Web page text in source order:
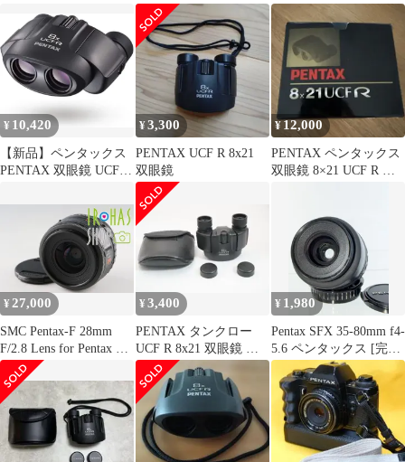
62239 | 【野鳥観察】
【ライブ、スポーツ観
戦】 【倍率8倍】 【小
型軽量210g】【高級プ
リズム Bak4搭載】【メ
ガネの方も見やすい・
スライド式接眼目当て
6c60952f
8x21 【野鳥観察】【ラ
イブ、スポーツ観戦】
【小型軽量210g】【倍
率8倍】 【高級プリズ
ム Bak4搭載】【メガネ
の方も見やすい・スラ
イド式接眼目当て】
【1938年からはじまる
ペンタックス双眼鏡 0
¥ 10,420
【新品】ペンタックス
PENTAX 双眼鏡 UCF R
イブ、スポーツ観戦】
【小型軽量210g】【倍
率8倍】 【高級プリズ
ム Bak4搭載】【メガネ
の方も見やすい・スラ
イド式接眼目当て】
【1938年からはじまる
ペンタ 845e99c6
¥3,300
PENTAX UCF R 8x21
双眼鏡
¥12,000
PENTAX ペンタックス
双眼鏡 8×21 UCF R ケ
¥ 27,000
SMC Pentax-F 28mm
F/2.8 Lens for Pentax K
#65015C5
¥3,400
PENTAX タンクロー
UCF R 8x21 双眼鏡 本
体
¥ 1,980
Pentax SFX 35-80mm f4-
5.6 ペンタックス [完動
品] 動作確認済み